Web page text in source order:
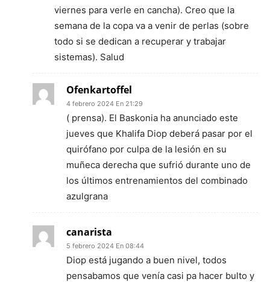
viernes para verle en cancha). Creo que la
semana de la copa va a venir de perlas (sobre
todo si se dedican a recuperar y trabajar
sistemas). Salud
Ofenkartoffel
4 febrero 2024 En 21:29
( prensa). El Baskonia ha anunciado este
jueves que Khalifa Diop deberá pasar por el
quirófano por culpa de la lesión en su
muñeca derecha que sufrió durante uno de
los últimos entrenamientos del combinado
azulgrana
canarista
5 febrero 2024 En 08:44
Diop está jugando a buen nivel, todos
pensabamos que venía casi pa hacer bulto y